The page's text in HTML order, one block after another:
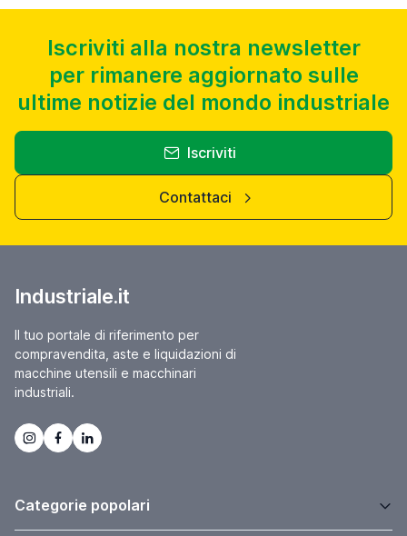
Iscriviti alla nostra newsletter
per rimanere aggiornato sulle
ultime notizie del mondo industriale
Iscriviti
Contattaci
Industriale.it
Il tuo portale di riferimento per
compravendita, aste e liquidazioni di
macchine utensili e macchinari
industriali.
Categorie popolari